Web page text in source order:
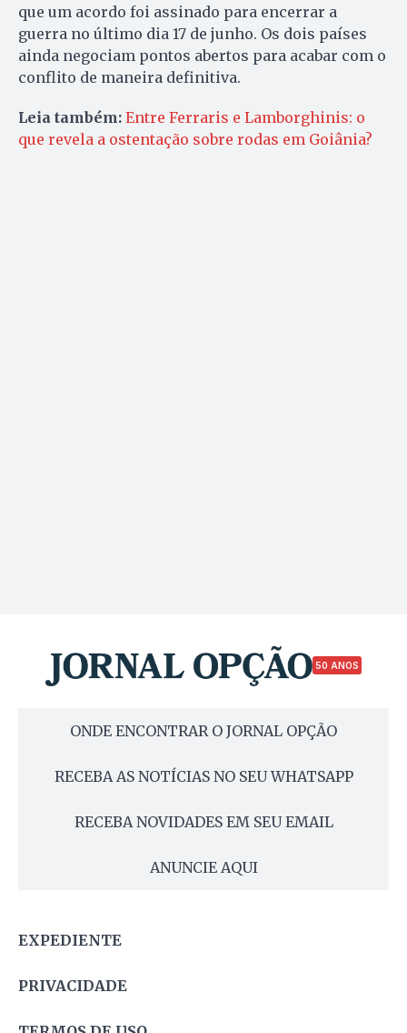
que um acordo foi assinado para encerrar a
guerra no último dia 17 de junho. Os dois países
ainda negociam pontos abertos para acabar com o
conflito de maneira definitiva.
Leia também: Entre Ferraris e Lamborghinis: o
que revela a ostentação sobre rodas em Goiânia?
50 ANOS
ONDE ENCONTRAR O JORNAL OPÇÃO
RECEBA AS NOTÍCIAS NO SEU WHATSAPP
RECEBA NOVIDADES EM SEU EMAIL
ANUNCIE AQUI
EXPEDIENTE
PRIVACIDADE